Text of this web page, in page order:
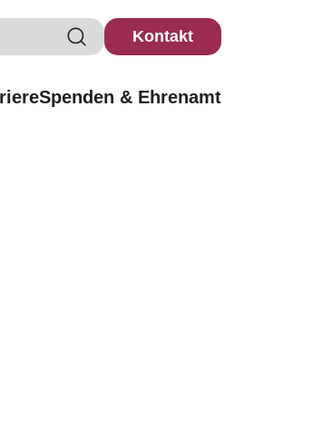
Kontakt
Spenden & Ehrenamt